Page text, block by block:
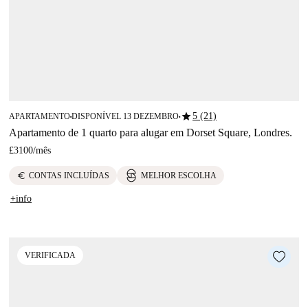
APARTAMENTO■DISPONÍVEL 13 DEZEMBRO■star5 (21)
Apartamento de 1 quarto para alugar em Dorset Square, Londres.
£3100/mês
euro CONTAS INCLUÍDAS MELHOR ESCOLHA
+info
VERIFICADA